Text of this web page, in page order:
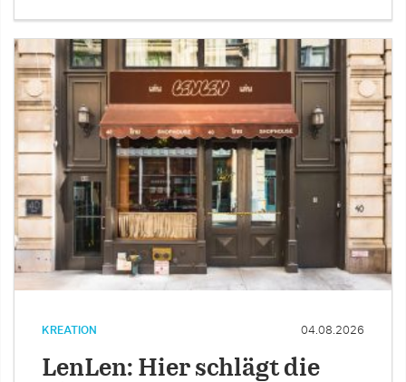
KREATION 04.08.2026
LenLen: Hier schlägt die